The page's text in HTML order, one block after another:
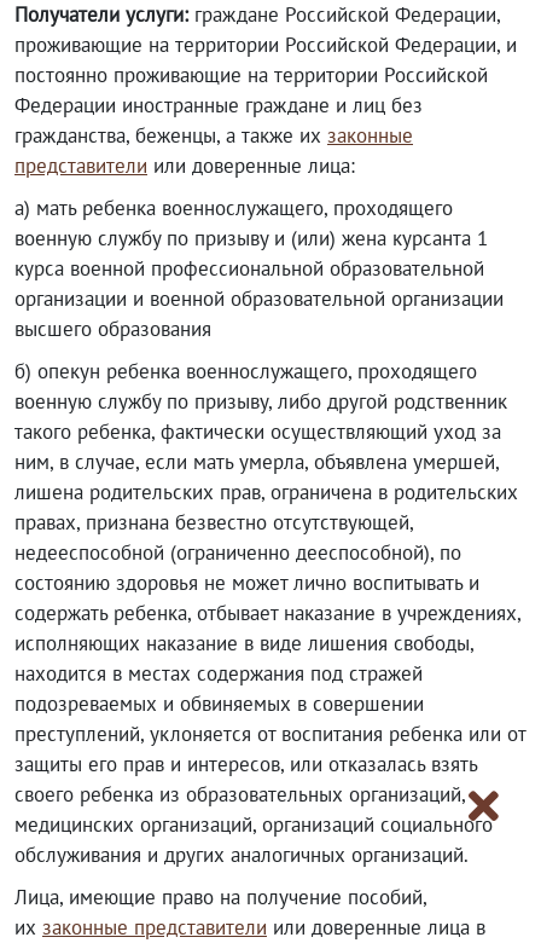
Получатели услуги: граждане Российской Федерации,
проживающие на территории Российской Федерации, и
постоянно проживающие на территории Российской
Федерации иностранные граждане и лиц без
гражданства, беженцы, а также их законные
представители или доверенные лица:
а) мать ребенка военнослужащего, проходящего
военную службу по призыву и (или) жена курсанта 1
курса военной профессиональной образовательной
организации и военной образовательной организации
высшего образования
б) опекун ребенка военнослужащего, проходящего
военную службу по призыву, либо другой родственник
такого ребенка, фактически осуществляющий уход за
ним, в случае, если мать умерла, объявлена умершей,
лишена родительских прав, ограничена в родительских
правах, признана безвестно отсутствующей,
недееспособной (ограниченно дееспособной), по
состоянию здоровья не может лично воспитывать и
содержать ребенка, отбывает наказание в учреждениях,
исполняющих наказание в виде лишения свободы,
находится в местах содержания под стражей
подозреваемых и обвиняемых в совершении
преступлений, уклоняется от воспитания ребенка или от
защиты его прав и интересов, или отказалась взять
своего ребенка из образовательных организаций,
медицинских организаций, организаций социального
обслуживания и других аналогичных организаций.
Лица, имеющие право на получение пособий,
их законные представители или доверенные лица в